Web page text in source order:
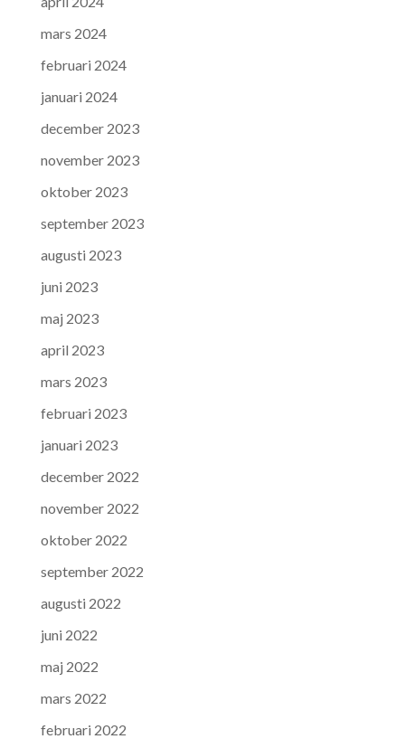
mars 2024
februari 2024
januari 2024
december 2023
november 2023
oktober 2023
september 2023
augusti 2023
juni 2023
maj 2023
april 2023
mars 2023
februari 2023
januari 2023
december 2022
november 2022
oktober 2022
september 2022
augusti 2022
juni 2022
maj 2022
mars 2022
februari 2022